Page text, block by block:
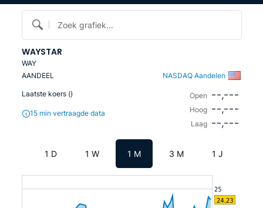
Zoek grafiek...
WAYSTAR
WAY
AANDEEL
NASDAQ Aandelen
Laatste koers ()
15 min vertraagde data
Open --,---
Hoog --,---
Laag --,---
1 D 1 W 1 M 3 M 1 J